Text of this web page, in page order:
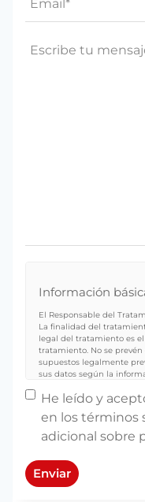
Información
El Responsable del
La finalidad del
legal del tratamiento es
tratamiento. No se
supuestos legalmente
sus datos según la
Sin nombre*
He leído y
en los términos
adicional sobre
Enviar